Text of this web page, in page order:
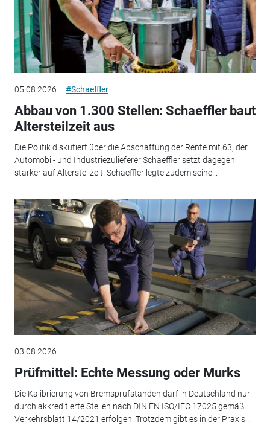
05.08.2026 #Schaeffler
Abbau von 1.300 Stellen: Schaeffler baut
Altersteilzeit aus
Die Politik diskutiert über die Abschaffung der Rente mit 63, der
Automobil- und Industriezulieferer Schaeffler setzt dagegen
stärker auf Altersteilzeit. Schaeffler legte zudem seine...
03.08.2026
Prüfmittel: Echte Messung oder Murks
Die Kalibrierung von Bremsprüfständen darf in Deutschland nur
durch akkreditierte Stellen nach DIN EN ISO/IEC 17025 gemäß
Verkehrsblatt 14/2021 erfolgen. Trotzdem gibt es in der Praxis...